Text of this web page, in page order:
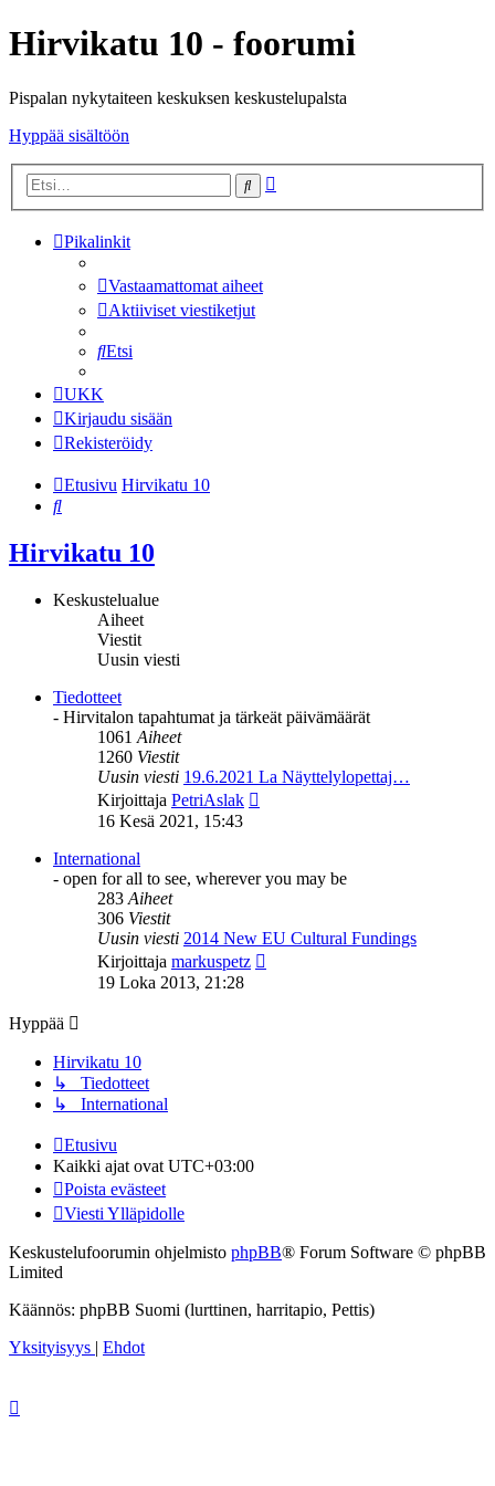
Hirvikatu 10 - foorumi
Pispalan nykytaiteen keskuksen keskustelupalsta
Hyppää sisältöön
Etsi
Pikalinkit
Vastaamattomat aiheet
Aktiiviset viestiketjut
Etsi
UKK
Kirjaudu sisään
Rekisteröidy
Etusivu Hirvikatu 10
Etsi
Hirvikatu 10
Keskustelualue
Aiheet
Viestit
Uusin viesti
Tiedotteet
- Hirvitalon tapahtumat ja tärkeät päivämäärät
1061 Aiheet
1260 Viestit
Uusin viesti 19.6.2021 La Näyttelylopettaj…
Kirjoittaja PetriAslak
16 Kesä 2021, 15:43
International
- open for all to see, wherever you may be
283 Aiheet
306 Viestit
Uusin viesti 2014 New EU Cultural Fundings
Kirjoittaja markuspetz
19 Loka 2013, 21:28
Hyppää
Hirvikatu 10
↳ Tiedotteet
↳ International
Etusivu
Kaikki ajat ovat UTC+03:00
Poista evästeet
Viesti Ylläpidolle
Keskustelufoorumin ohjelmisto phpBB® Forum Software © phpBB
Limited
Käännös: phpBB Suomi (lurttinen, harritapio, Pettis)
Yksityisyys | Ehdot